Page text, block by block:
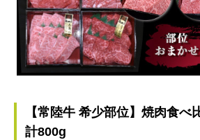
【常陸牛 希少部位】焼肉食べ
計800g